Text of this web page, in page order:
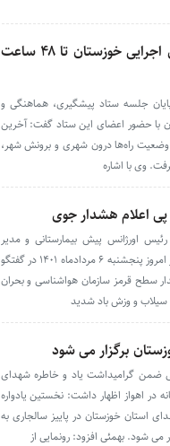
آماده باش فرمانداران و دستگاه‌های اجرایی خوزستان تا ۴۸ ساعت
جلسه ستاد پیشگیری، هماهنگی و
با حضور اعضای این ستاد گفت: آخرین
وضعیت راه‌ها درون شهری و برونش شهر،
وی با اشاره
اورژانس پیش بیمارستانی و مدیر
حوادث دانشگاه علوم پزشکی جندی شاپور اهواز امروز پنجشنبه ۶ مردادماه ۱۴۰۱ در گفتگو
سطح قرمز سازمان هواشناسی و بحران
سیلاب و وزش باد شدید
برگزار می شود
ضمن گرامیداشت یاد و خاطره شهدای
در اهواز اظهار داشت: نخستین یادواره
استان خوزستان در پاییز سالجاری به
می شود. بهمئی افزود: رونمایی از